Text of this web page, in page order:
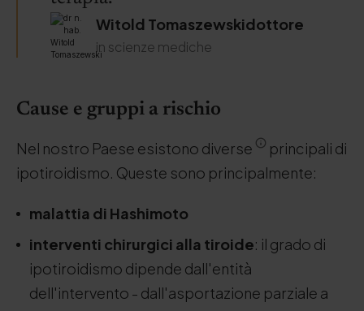
Witold Tomaszewskidottore
in scienze mediche
Cause e gruppi a rischio
Nel nostro Paese esistono diverse
principali di
ipotiroidismo. Queste sono principalmente:
malattia di Hashimoto
interventi chirurgici alla tiroide: il grado di
ipotiroidismo dipende dall'entità
dell'intervento - dall'asportazione parziale a